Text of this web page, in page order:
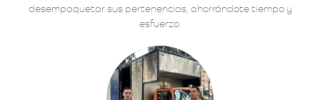
desempaquetar sus pertenencias, ahorrándote tiempo y
esfuerzo.